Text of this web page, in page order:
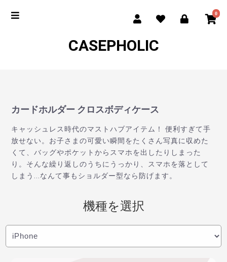
0
CASEPHOLIC
カードホルダー クロスボディケース
キャッシュレス時代のマストハブアイテム！
便利すぎて手
放せない。お子さまの可愛い瞬間をたくさん写真に収めた
くて、バッグやポケットからスマホを出したりしまった
り。そんな繰り返しのうちにうっかり、スマホを落として
しまう...なんて事もショルダー型なら防げます。
機種を選択